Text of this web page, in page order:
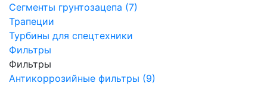
Сегменты грунтозацепа (7)
Трапеции
Турбины для спецтехники
Фильтры
Фильтры
Антикоррозийные фильтры (9)